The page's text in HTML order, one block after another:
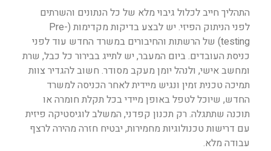
התהליך חייב לכלול גיבוי מלא של כל הנתונים והשרתים
לפני הניתוק הפיזי. יש לבצע בדיקות מקדימות (Pre-
testing) של הרשתות והחיבורים במשרד החדש עוד לפני
כניסת העובדים. ביום המעבר, יש לתייג בבירור כל כבל, שרת
ומחשב אישי, ולנהל יומן מעקב מסודר. חשוב להגדיר צוות
תמיכה טכנית זמין ונגיש מיידית לאחר הכניסה למשרד
החדש, שיוכל לטפל באופן מיידי בכל תקלת חומרה או
תוכנה שתתגלה. רק תכנון קפדני, המשלב לוגיסטיקה פיזית
עם דרישות טכנולוגיות מחמירות, יבטיח חזרה מהירה לרצף
עבודה מלא.